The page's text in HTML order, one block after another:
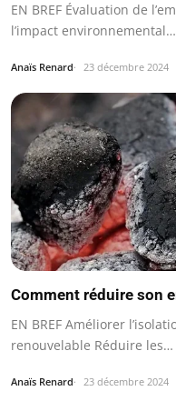
EN BREF Évaluation de
l’impact environnemental…
Anaïs Renard 23 décembre 2024
Comment réduire son
EN BREF Améliorer
renouvelable Réduire les…
Anaïs Renard 23 décembre 2024